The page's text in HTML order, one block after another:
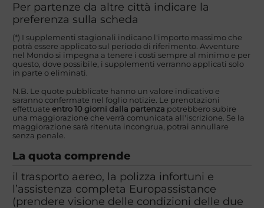
Per partenze da altre città indicare la
preferenza sulla scheda
(*) I supplementi stagionali indicano l'importo massimo che
potrà essere applicato sul periodo di riferimento. Avventure
nel Mondo si impegna a tenere i costi sempre al minimo e per
questo, dove possibile, i supplementi verranno applicati solo
in parte o eliminati.
N.B. Le quote pubblicate hanno un valore indicativo e
saranno confermate nel foglio notizie. Le prenotazioni
effettuate entro 10 giorni dalla partenza potrebbero subire
una maggiorazione che verrà comunicata all'iscrizione. Se la
maggiorazione sarà ritenuta incongrua, potrai annullare
senza penale.
La quota comprende
il trasporto aereo, la polizza infortuni e
l’assistenza completa Europassistance
(prendere visione delle condizioni delle due